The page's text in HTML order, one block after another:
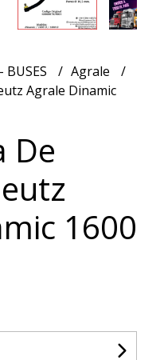
BUSES
Agrale
Agrale Dinamic
De
1600